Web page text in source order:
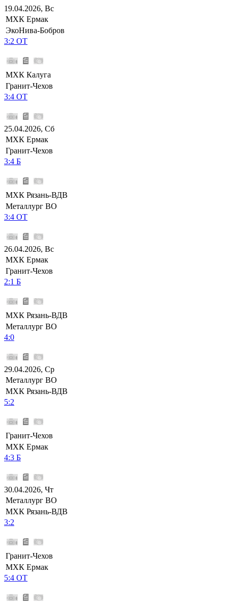
19.04.2026, Вс
МХК Ермак
ЭкоНива-Бобров
3:2 ОТ
МХК Калуга
Гранит-Чехов
3:4 ОТ
25.04.2026, Сб
МХК Ермак
Гранит-Чехов
3:4 Б
МХК Рязань-ВДВ
Металлург ВО
3:4 ОТ
26.04.2026, Вс
МХК Ермак
Гранит-Чехов
2:1 Б
МХК Рязань-ВДВ
Металлург ВО
4:0
29.04.2026, Ср
Металлург ВО
МХК Рязань-ВДВ
5:2
Гранит-Чехов
МХК Ермак
4:3 Б
30.04.2026, Чт
Металлург ВО
МХК Рязань-ВДВ
3:2
Гранит-Чехов
МХК Ермак
5:4 ОТ